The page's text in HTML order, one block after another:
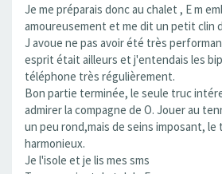
Je me préparais donc au chalet , E m
amoureusement et me dit un petit clin
J avoue ne pas avoir été très
esprit était ailleurs et j'entendais les bip
téléphone très régulièrement.
Bon partie terminée, le seule truc
admirer la compagne de O. Jouer au
un peu rond,mais de seins imposant,
harmonieux.
Je l'isole et je lis mes sms